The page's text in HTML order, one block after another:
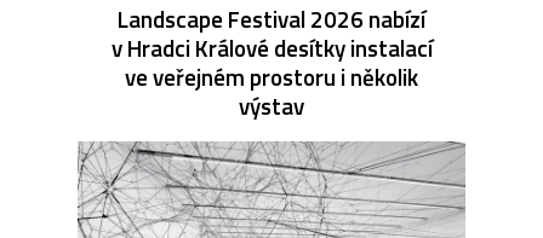
Landscape Festival 2026 nabízí
v Hradci Králové desítky instalací
ve veřejném prostoru i několik
výstav